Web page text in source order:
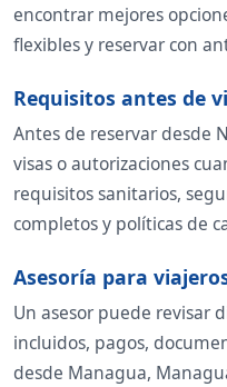
encontrar mejores
flexibles y reservar con
Requisitos antes de
Antes de reservar desde
visas o autorizaciones
requisitos sanitarios,
completos y políticas de
Asesoría para
Un asesor puede revisar
incluidos, pagos,
desde Managua,